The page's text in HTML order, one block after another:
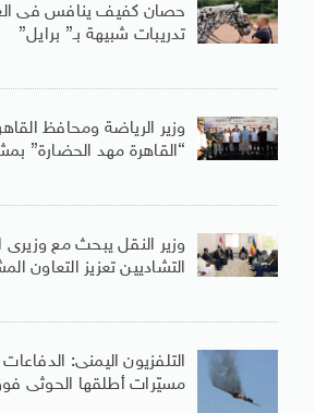
حصان كفيف ينافس فى
تدريبات شبيهة بـ” برايل”
وزير الرياضة ومحافظ
“القاهرة مهد الحضارة” بمشاركة 7000
وزير النقل يبحث مع وزيرى
التشاديين تعزيز التعاون
التلفزيون اليمنى:
مسيّرات أطلقها الحوثى